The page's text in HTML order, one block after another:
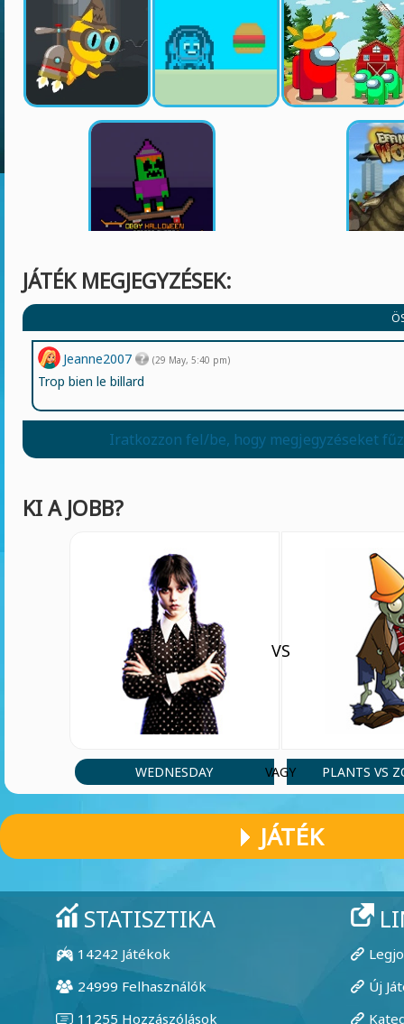
JÁTÉK MEGJEGYZÉSEK:
Jeanne2007 (29 May, 5:40 pm)
Trop bien le billard
Iratkozzon fel/be, hogy megjegyzéseket
KI A JOBB?
WEDNESDAY
VS
VAGY PLANTS VS
JÁTÉK